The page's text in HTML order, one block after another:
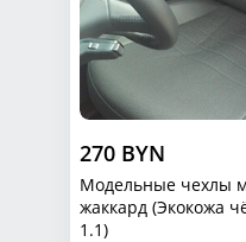
270 BYN
Модельные чехлы
жаккард (Экокожа
1.1)